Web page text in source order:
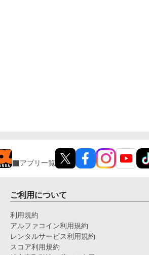
アプリ一覧
ご利用について
利用規約
アルファコイン利用規約
レンタルサービス利用規約
スコア利用規約